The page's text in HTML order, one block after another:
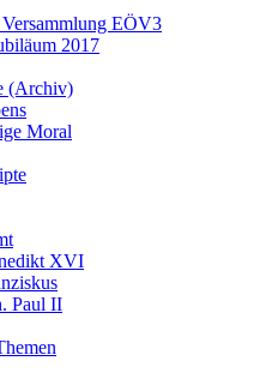
EÖV3
2017
(Archiv)
Moral
XVI
Paul II